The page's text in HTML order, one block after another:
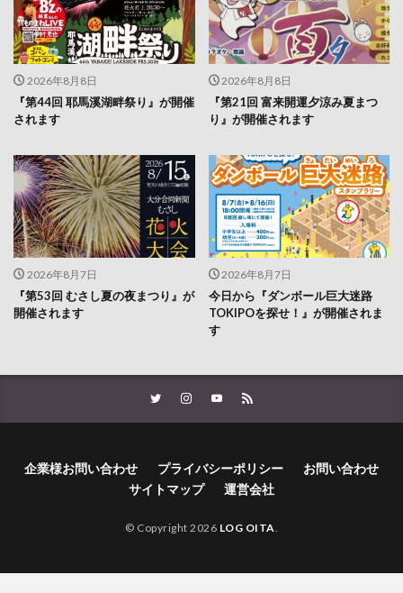
2026年8月8日
『第44回 耶馬溪湖畔祭り』が開催
されます
2026年8月8日
『第21回 富来開運夕涼み夏まつ
り』が開催されます
2026年8月7日
『第53回 むさし夏の夜まつり』が
開催されます
2026年8月7日
今日から『ダンボール巨大迷路
TOKIPOを探せ！』が開催されま
す
企業様お問い合わせ プライバシーポリシー
お問い合わせ
サイトマップ
運営会社
© Copyright 2026 LOG OITA